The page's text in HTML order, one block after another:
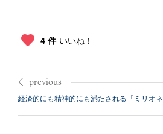
4 件 いいね！
経済的にも精神的にも満たされる「ミリオ